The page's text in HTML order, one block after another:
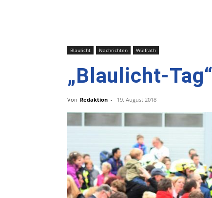
Blaulicht Nachrichten Wülfrath
„Blaulicht-
Von Redaktion - 19. August 2018